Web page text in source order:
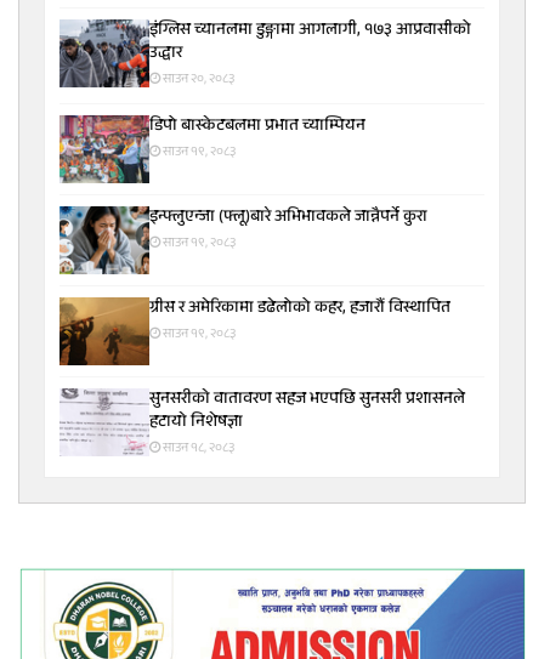
इंग्लिस च्यानलमा डुङ्गामा आगलागी, १७३ आप्रवासीको
उद्धार
साउन २०, २०८३
डिपो बास्केटबलमा प्रभात च्याम्पियन
साउन १९, २०८३
इन्फ्लुएन्जा (फ्लू)बारे अभिभावकले जान्नैपर्ने कुरा
साउन १९, २०८३
ग्रीस र अमेरिकामा डढेलोको कहर, हजारौं विस्थापित
साउन १९, २०८३
सुनसरीकाे वातावरण सहज भएपछि सुनसरी प्रशासनले
हटायाे निशेषज्ञा
साउन १८, २०८३